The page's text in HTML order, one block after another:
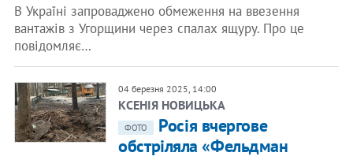
В Україні запроваджено обмеження на ввезення
вантажів з Угорщини через спалах ящуру. Про це
повідомляє…
04 березня 2025, 14:00
КСЕНІЯ НОВИЦЬКА
ФОТО
​Росія вчергове
обстріляла «Фельдман